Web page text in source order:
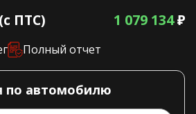
ПТС)
1 079 134₽
Полный отчет
по автомобилю